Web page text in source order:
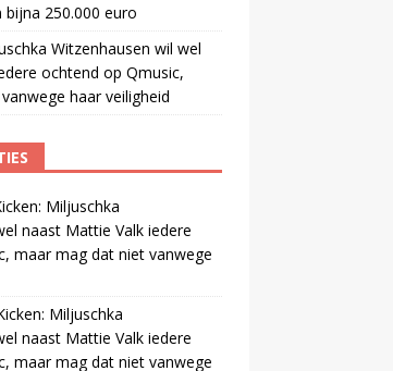
250.000 euro
Witzenhausen wil wel
ochtend op Qmusic,
haar veiligheid
Miljuschka
naast Mattie Valk iedere
maar mag dat niet vanwege
Miljuschka
naast Mattie Valk iedere
maar mag dat niet vanwege